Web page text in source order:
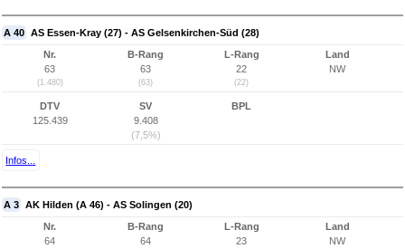
A 40 AS Essen-Kray (27) - AS Gelsenkirchen-Süd (28)
Nr.
63
(1.480)
B-Rang
63
(63)
L-Rang
22
(22)
Land
NW
DTV
125.439
SV
9.408
(7,5%)
BPL
Infos...
A 3 AK Hilden (A 46) - AS Solingen (20)
Nr.
64
B-Rang
64
L-Rang
23
Land
NW